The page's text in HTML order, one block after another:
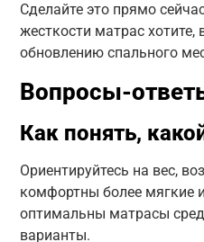
Сделайте это прямо
жесткости матрас хотите,
обновлению спального
Вопросы-
Как понять,
Ориентируйтесь на вес,
комфортны более мягкие
оптимальны матрасы
варианты.